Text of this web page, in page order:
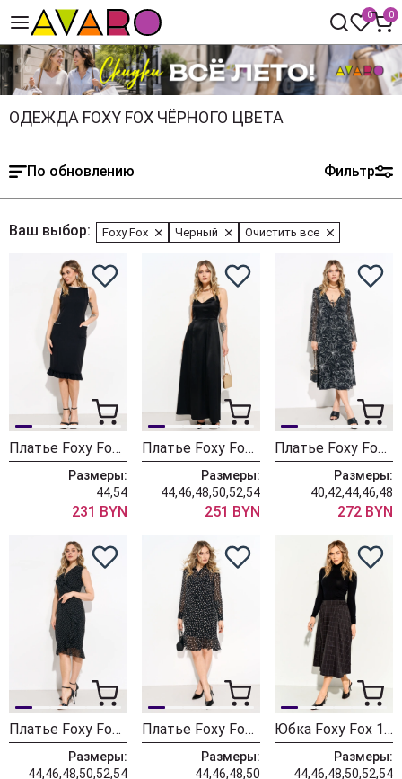
0 0
ОДЕЖДА FOXY FOX ЧЁРНОГО ЦВЕТА
По обновлению Фильтр
Ваш выбор: Foxy Fox Черный Очистить все
Платье Foxy Fox 1870 черный
Размеры:
44,54
231 BYN
Платье Foxy Fox 1860 черный
Размеры:
44,46,48,50,52,54
251 BYN
Платье Foxy Fox 1772 черный
Размеры:
40,42,44,46,48
272 BYN
Платье Foxy Fox 1704 черный
Размеры:
44,46,48,50,52,54
Платье Foxy Fox 1294-1 черный
Размеры:
44,46,48,50
Юбка Foxy Fox 1862 черный
Размеры:
44,46,48,50,52,54